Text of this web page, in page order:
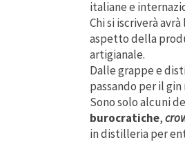
italiane e
Chi si iscriverà
aspetto della
artigianale.
Dalle grappe e
passando per il
Sono solo alcuni
burocratiche,
in distilleria per